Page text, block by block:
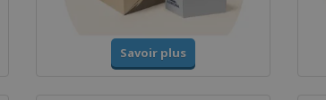
Savoir plus